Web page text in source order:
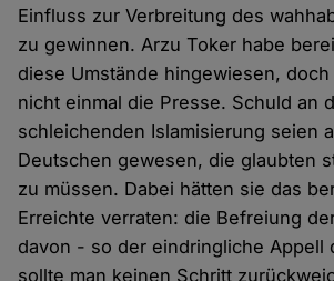
Einfluss zur Verbreitung des
zu gewinnen. Arzu Toker habe
diese Umstände hingewiesen,
nicht einmal die Presse. Schuld an
schleichenden Islamisierung seien
Deutschen gewesen, die glaubten
zu müssen. Dabei hätten sie das
Erreichte verraten: die Befreiung
davon - so der eindringliche Appell
sollte man keinen Schritt